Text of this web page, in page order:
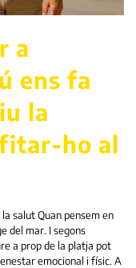
a
ens fa
la
ho al
salut Quan pensem en
del mar. I segons
a prop de la platja pot
emocional i físic. A